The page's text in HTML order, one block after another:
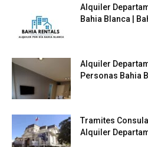
Alquiler
Bahia Blanca |
Alquiler
Personas Bahia
Tramites
Alquiler